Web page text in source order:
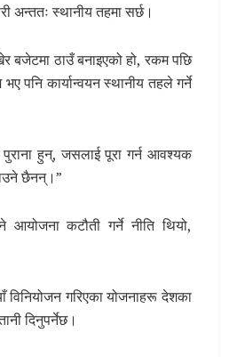
अन्ततः स्थानीय तहमा सर्छ।
बजेटमा ठाउँ बनाइएको हो, रकम पछि
पनि कार्यान्वयन स्थानीय तहले गर्ने
पुराना हुन्, जसलाई पूरा गर्न आवश्यक
छैनन्।”
आयोजना कटौती गर्ने नीति थियो,
विनियोजन गरिएका योजनाहरू देशका
दिनुपर्नेछ।